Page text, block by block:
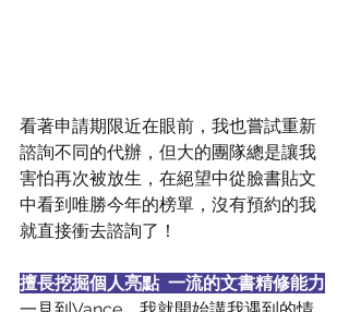
看著申請期限近在眼前，我也嘗試重新
諮詢不同的代辦，但大的團隊總是讓我
害怕再次被放生，在絕望中從臉書貼文
中看到唯勝今年的榜單，沒有預約的我
就直接衝去諮詢了！
擅長挖掘個人亮點  一流的文書精修能力